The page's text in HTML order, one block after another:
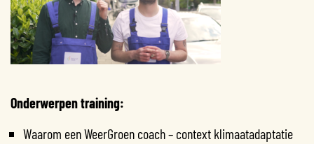
Onderwerpen training:
Waarom een WeerGroen coach – context klimaatadaptatie